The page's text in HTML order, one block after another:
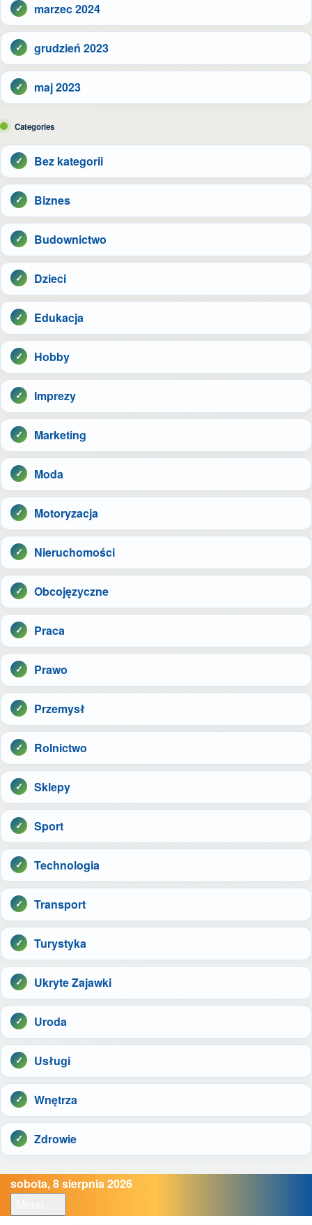
marzec 2024
grudzień 2023
maj 2023
Categories
Bez kategorii
Biznes
Budownictwo
Dzieci
Edukacja
Hobby
Imprezy
Marketing
Moda
Motoryzacja
Nieruchomości
Obcojęzyczne
Praca
Prawo
Przemysł
Rolnictwo
Sklepy
Sport
Technologia
Transport
Turystyka
Ukryte Zajawki
Uroda
Usługi
Wnętrza
Zdrowie
sobota, 8 sierpnia 2026